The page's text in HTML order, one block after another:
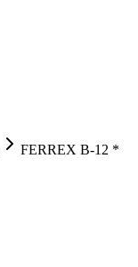
FERREX B-12 *